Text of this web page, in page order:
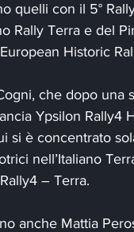
quelli con il 5°
Rally Terra e del
Historic
che dopo una
Ypsilon Rally4
è concentrato
nell’Italiano
– Terra.
anche Mattia